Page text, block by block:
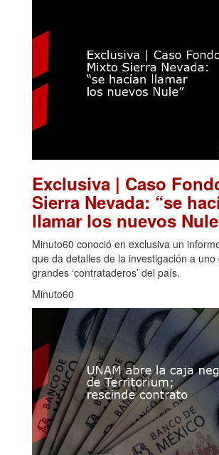
Exclusiva | Caso
Sierra Nevada: “se
llamar los nuevos
Minuto60 conoció en exclusiva un
que da detalles de la investigación a uno
grandes ‘contrataderos’ del país.
Minuto60